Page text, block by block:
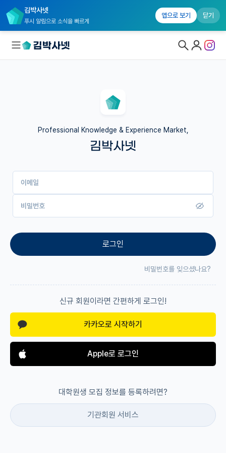
김박사넷
푸시 알림으로 소식을 빠르게
앱으로 보기 닫기
연구실&오픈랩
유학교육
이벤트
Professional Knowledge & Experience Market,
김박사넷
이메일
비밀번호
로그인
비밀번호를 잊으셨나요?
신규 회원이라면 간편하게 로그인!
카카오로 시작하기
Apple로 로그인
대학원생 모집 정보를 등록하려면?
기관회원 서비스